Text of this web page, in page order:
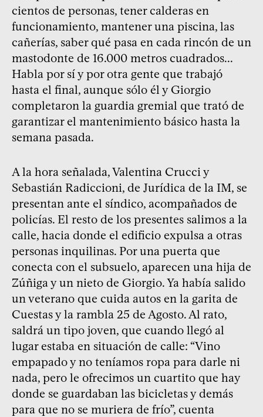
cientos de personas, tener calderas en
funcionamiento, mantener una piscina, las
cañerías, saber qué pasa en cada rincón de un
mastodonte de 16.000 metros cuadrados...
Habla por sí y por otra gente que trabajó
hasta el final, aunque sólo él y Giorgio
completaron la guardia gremial que trató de
garantizar el mantenimiento básico hasta la
semana pasada.
A la hora señalada, Valentina Crucci y
Sebastián Radiccioni, de Jurídica de la IM, se
presentan ante el síndico, acompañados de
policías. El resto de los presentes salimos a la
calle, hacia donde el edificio expulsa a otras
personas inquilinas. Por una puerta que
conecta con el subsuelo, aparecen una hija de
Zúñiga y un nieto de Giorgio. Ya había salido
un veterano que cuida autos en la garita de
Cuestas y la rambla 25 de Agosto. Al rato,
saldrá un tipo joven, que cuando llegó al
lugar estaba en situación de calle: “Vino
empapado y no teníamos ropa para darle ni
nada, pero le ofrecimos un cuartito que hay
donde se guardaban las bicicletas y demás
para que no se muriera de frío”, cuenta